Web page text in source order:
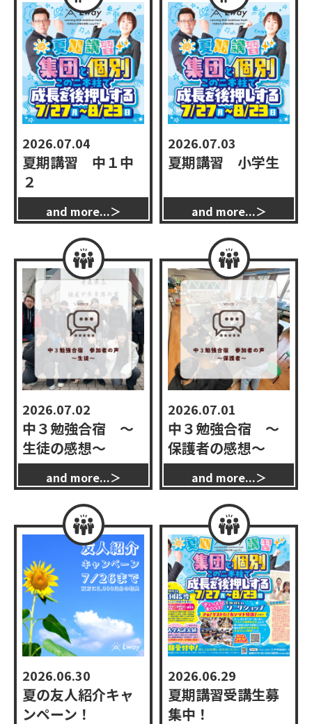
学習指導
インフォメーション
2026.07.04
夏期講習 中１中
２
2026.07.03
夏期講習 小学生
2026.07.02
中３勉強合宿 〜
生徒の感想〜
2026.07.01
中３勉強合宿 〜
保護者の感想〜
2026.06.30
夏の友人紹介キャ
ンペーン！
2026.06.29
夏期講習受講生募
集中！